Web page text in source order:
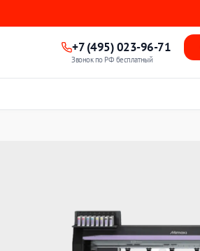
+7 (495) 023-96-71
Звонок по РФ бесплатный